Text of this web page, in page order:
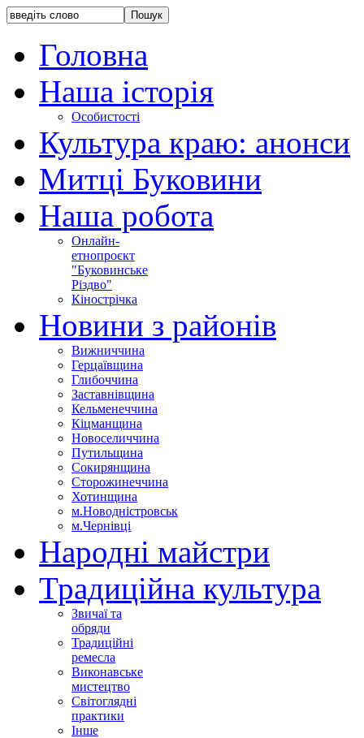
Головна
Наша історія
Особистості
Культура краю: анонси
Митці Буковини
Наша робота
Онлайн-
етнопроєкт
"Буковинське
Різдво"
Кінострічка
Новини з районів
Вижниччина
Герцаївщина
Глибоччина
Заставнівщина
Кельменеччина
Кіцманщина
Новоселиччина
Путильщина
Сокирянщина
Сторожинеччина
Хотинщина
м.Новодністровськ
м.Чернівці
Народні майстри
Традиційна культура
Звичаї та
обряди
Традиційні
ремесла
Виконавське
мистецтво
Світоглядні
практики
Інше